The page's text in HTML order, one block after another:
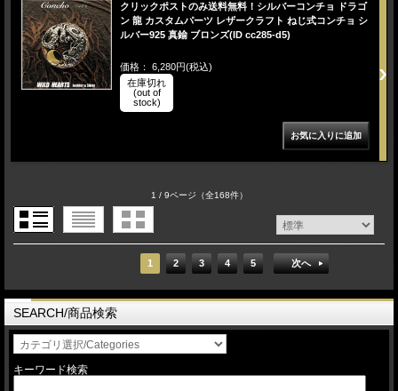
クリックポストのみ送料無料！シルバーコンチョ ドラゴ
ン 龍 カスタムパーツ レザークラフト ねじ式コンチョ シ
ルバー925 真鍮 ブロンズ(ID cc285-d5)
価格： 6,280円(税込)
在庫切れ
(out of
stock)
1 / 9ページ（全168件）
1 2 3 4 5 次へ
SEARCH/商品検索
キーワード検索